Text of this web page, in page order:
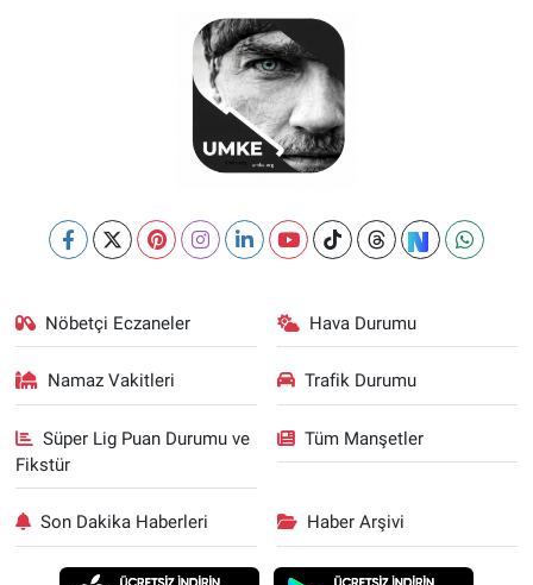
Nöbetçi Eczaneler Hava Durumu
Namaz Vakitleri Trafik Durumu
Süper Lig Puan Durumu ve
Fikstür
Tüm Manşetler
Son Dakika Haberleri Haber Arşivi